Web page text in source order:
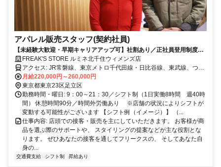
アパレル販売スタッフ(契約社員)
【未経験大歓迎・早期キャリアアップ可】社割あり／正社員登用制度あ
り／昇給年2回／年間休日105日・休暇10日以上 （合計115日以上）
FREAK'S STORE ルミネ北千住ウィメンズ店
アクセス: JR常磐線、東京メトロ千代田線・日比谷線、東武線、つく
ばエクスプレス「北千住」駅直結
月給220,000円～260,000円
東京都東京23区足立区
勤務時間・曜日: 9：00～21：30／シフト制（1日実働8時間 週40時
間） 休憩時間90分／時間外労働あり ※店舗の状況によりシフトが
変動する可能性がございます 【シフト例（イメージ）】 （...
仕事内容: 店頭での接客・販売を主にしていただきます。 お客様が商
品を選ぶ際のサポートや、 スタイリングの提案などが主な役割とな
ります。 ぜひあなたの接客を通してフリークスの、 そしてあなた自
身の...
交通費支給 シフト制 昇給あり